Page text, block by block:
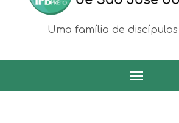
Uma família de discípulos